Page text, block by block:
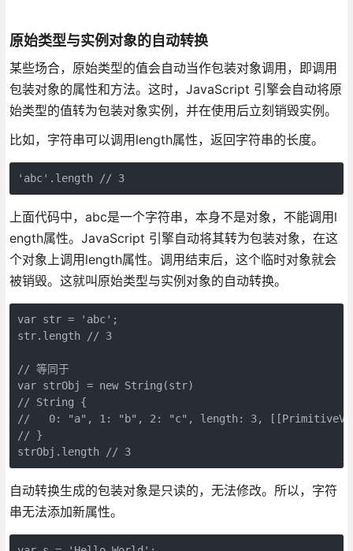
原始类型与实例对象的自动转换
某些场合，原始类型的值会自动当作包装对象调用，即调用
包装对象的属性和方法。这时，JavaScript 引擎会自动将原
始类型的值转为包装对象实例，并在使用后立刻销毁实例。
比如，字符串可以调用length属性，返回字符串的长度。
'abc'.length // 3
上面代码中，abc是一个字符串，本身不是对象，不能调用l
ength属性。JavaScript 引擎自动将其转为包装对象，在这
个对象上调用length属性。调用结束后，这个临时对象就会
被销毁。这就叫原始类型与实例对象的自动转换。
var str = 'abc';
str.length // 3
// 等同于
var strObj = new String(str)
// String {
//   0: "a", 1: "b", 2: "c", length: 3,
// }
strObj.length // 3
自动转换生成的包装对象是只读的，无法修改。所以，字符
串无法添加新属性。